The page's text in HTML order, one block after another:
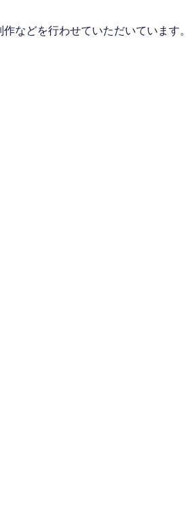
などを行わせていただいています。